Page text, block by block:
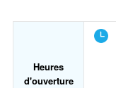
Heures
d'ouverture